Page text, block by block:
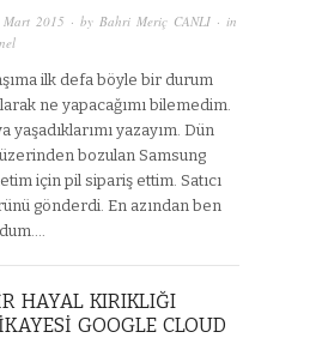
Mart 2015 · by Bahri Meriç CANLI · in
ilk defa böyle bir durum
ne yapacağımı bilemedim.
yaşadıklarımı yazayım. Dün
bozulan Samsung
için pil sipariş ettim. Satıcı
gönderdi. En azından ben
HAYAL KIRIKLIĞI
GOOGLE CLOUD